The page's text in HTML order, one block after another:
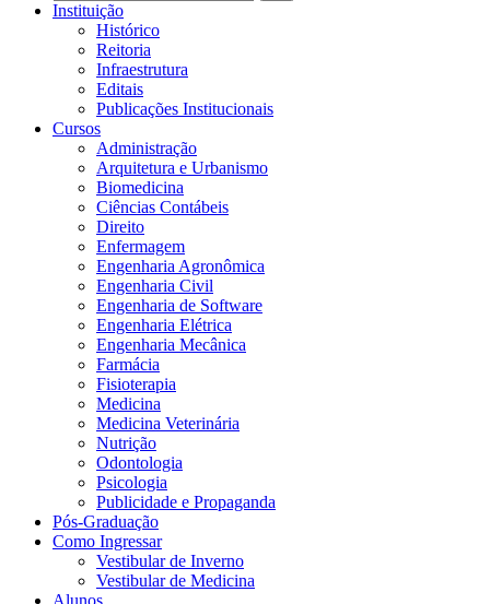
Instituição
Histórico
Reitoria
Infraestrutura
Editais
Publicações Institucionais
Cursos
Administração
Arquitetura e Urbanismo
Biomedicina
Ciências Contábeis
Direito
Enfermagem
Engenharia Agronômica
Engenharia Civil
Engenharia de Software
Engenharia Elétrica
Engenharia Mecânica
Farmácia
Fisioterapia
Medicina
Medicina Veterinária
Nutrição
Odontologia
Psicologia
Publicidade e Propaganda
Pós-Graduação
Como Ingressar
Vestibular de Inverno
Vestibular de Medicina